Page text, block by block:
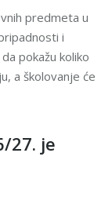
predmeta u
i
pokažu koliko
a školovanje će
27. je